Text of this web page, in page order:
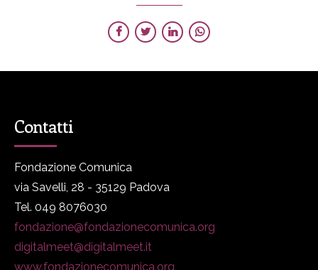
Contatti
Fondazione Comunica
via Savelli, 28 - 35129 Padova
Tel. 049 8076030
fondazione@fondazionecomunica.org
digitalmeet@digitalmeet.it
www.fondazionecomunica.org